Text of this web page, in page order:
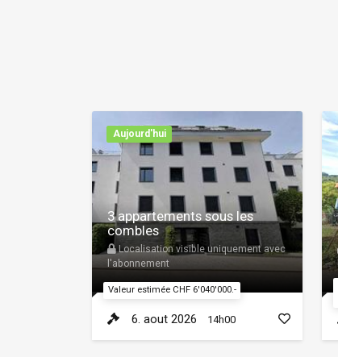
Aujourd'hui
Valeur estimée CHF 6'040'000.-
3 appartements sous les
combles
Localisation visible uniquement avec
l'abonnement
6. aout 2026 14h00